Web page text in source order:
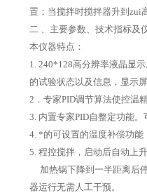
置；当搅拌时搅拌器升到zui
二 、 主要参数、技术指标及
本仪器特点：
1. 240*128高分辨率液晶显
的试验状态以及信息，显示
2．专家PID调节算法使控温
3. 内置专家PID自整定功能
4. *的可设置的温度补偿功
5. 程控搅拌，启动后自动上
加热锅下降到一半距离后
器运行无需人工干预。